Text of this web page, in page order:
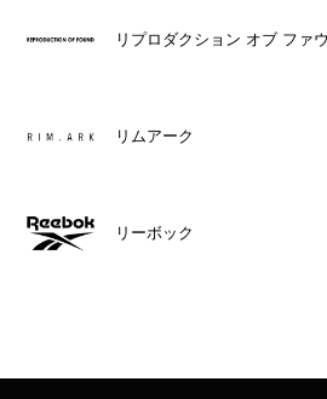
リプロダクション オブ ファ
リムアーク
リーボック